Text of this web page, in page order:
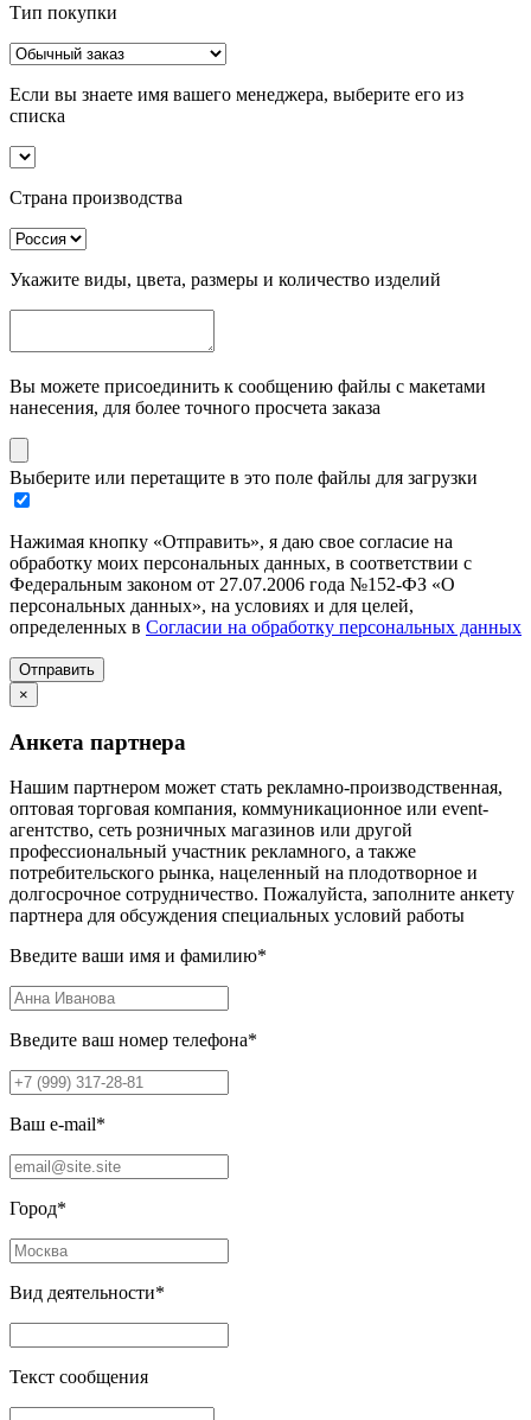
Тип покупки
Если вы знаете имя вашего менеджера, выберите его из
списка
Страна производства
Укажите виды, цвета, размеры и количество изделий
Вы можете присоединить к сообщению файлы с макетами
нанесения, для более точного просчета заказа
Выберите или перетащите в это поле файлы для загрузки
Нажимая кнопку «Отправить», я даю свое согласие на
обработку моих персональных данных, в соответствии с
Федеральным законом от 27.07.2006 года №152-ФЗ «О
персональных данных», на условиях и для целей,
определенных в Согласии на обработку персональных данных
Отправить
×
Анкета партнера
Нашим партнером может стать рекламно-производственная,
оптовая торговая компания, коммуникационное или event-
агентство, сеть розничных магазинов или другой
профессиональный участник рекламного, а также
потребительского рынка, нацеленный на плодотворное и
долгосрочное сотрудничество. Пожалуйста, заполните анкету
партнера для обсуждения специальных условий работы
Введите ваши имя и фамилию*
Введите ваш номер телефона*
Ваш e-mail*
Город*
Вид деятельности*
Текст сообщения